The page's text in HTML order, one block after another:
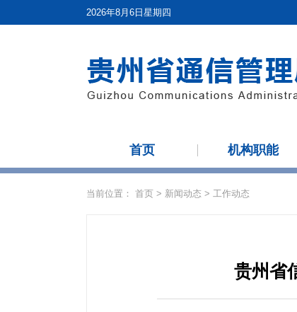
2026年8月6日星期四
首页 机构职能
当前位置： 首页 > 新闻动态 > 工作动态
贵州省